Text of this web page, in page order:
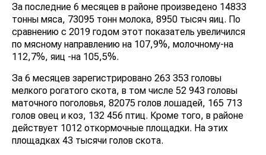
За последние 6 месяцев в районе произведено 14833
тонны мяса, 73095 тонн молока, 8950 тысяч яиц. По
сравнению с 2019 годом этот показатель увеличился
по мясному направлению на 107,9%, молочному-на
112,7%, яиц -на 105,5%.
За 6 месяцев зарегистрировано 263 353 головы
мелкого рогатого скота, в том числе 52 943 головы
маточного поголовья, 82075 голов лошадей, 165 713
голов овец и коз, 132 456 птиц. Кроме того, в районе
действует 1012 откормочные площадки. На этих
площадках 43 тысячи голов скота.